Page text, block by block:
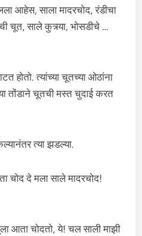
आहेस, साला मादरचोद, रंडीचा
चूत, साले कुत्र्या, भोसडीचे …
होतो. त्यांच्या चूतच्या ओठांना
तोंडाने चूतची मस्त चुदाई करत
त्या झडल्या.
चोद दे मला साले मादरचोद!
आता चोदतो, ये! चल साली माझी